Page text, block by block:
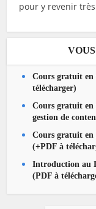
pour y revenir
Cours gratuit en
télécharger)
Cours gratuit en
gestion de
Cours gratuit en
(+PDF à
Introduction au
(PDF à